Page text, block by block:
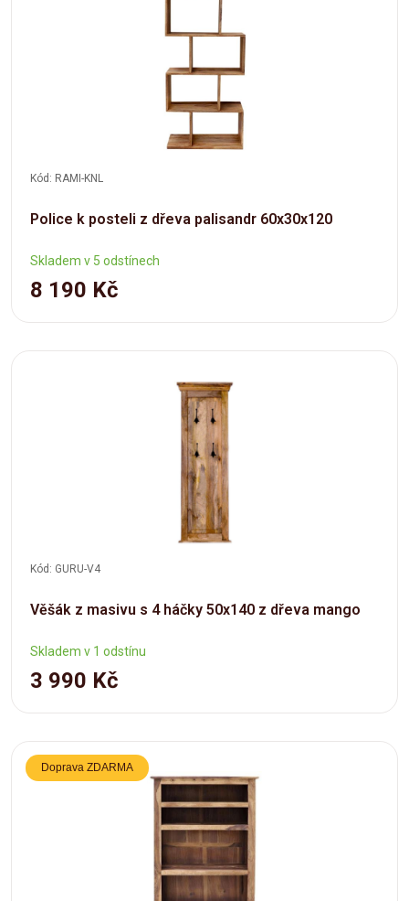
Kód: RAMI-KNL
Police k posteli z dřeva palisandr 60x30x120
Skladem v 5 odstínech
8 190 Kč
Kód: GURU-V4
Věšák z masivu s 4 háčky 50x140 z dřeva mango
Skladem v 1 odstínu
3 990 Kč
Doprava ZDARMA